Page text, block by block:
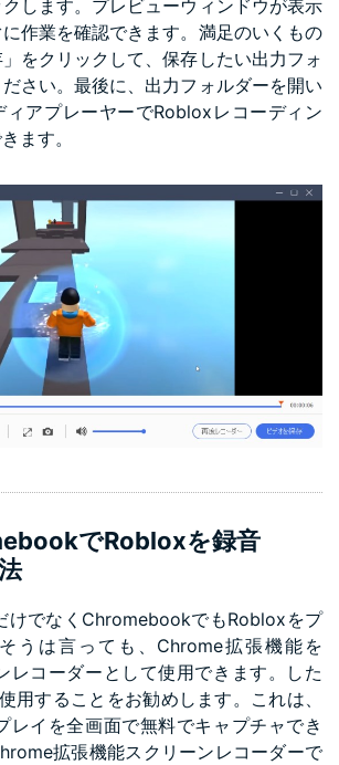
します。プレビューウィンドウが表示
作業を確認できます。満足のいくもの
をクリックして、保存したい出力フォ
さい。最後に、出力フォルダーを開い
ィアプレーヤーでRobloxレコーディン
ます。
でRobloxを録音
けでなくChromebookでもRobloxをプ
うは言っても、Chrome拡張機能を
レコーダーとして使用できます。した
用することをお勧めします。これは、
レイを全画面で無料でキャプチャでき
拡張機能スクリーンレコーダーで